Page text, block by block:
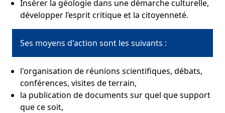
Insérer la géologie dans une démarche culturelle,
développer l’esprit critique et la citoyenneté.
Ses moyens d'action sont les suivants :
l'organisation de réunions scientifiques, débats,
conférences, visites de terrain,
la publication de documents sur quel que support
que ce soit,